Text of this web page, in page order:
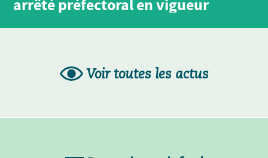
arrêté préfectoral en vigueur
Voir toutes les actus